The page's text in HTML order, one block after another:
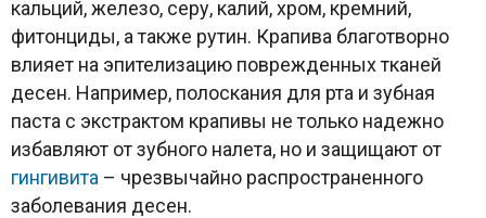
кальций, железо, серу, калий, хром, кремний,
фитонциды, а также рутин. Крапива благотворно
влияет на эпителизацию поврежденных тканей
десен. Например, полоскания для рта и зубная
паста с экстрактом крапивы не только надежно
избавляют от зубного налета, но и защищают от
гингивита – чрезвычайно распространенного
заболевания десен.